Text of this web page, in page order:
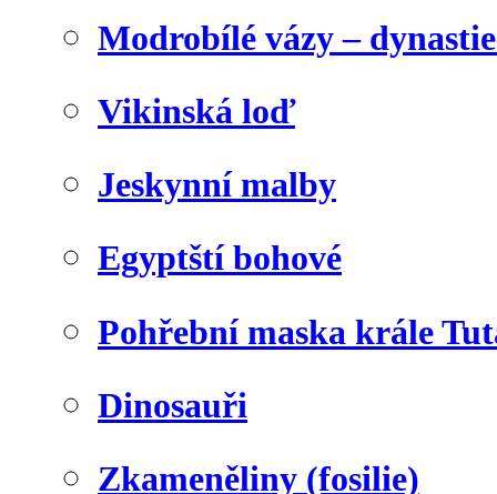
Modrobílé vázy –
Vikinská loď
Jeskynní malby
Egyptští bohové
Pohřební maska krále
Dinosauři
Zkameněliny (fosilie)